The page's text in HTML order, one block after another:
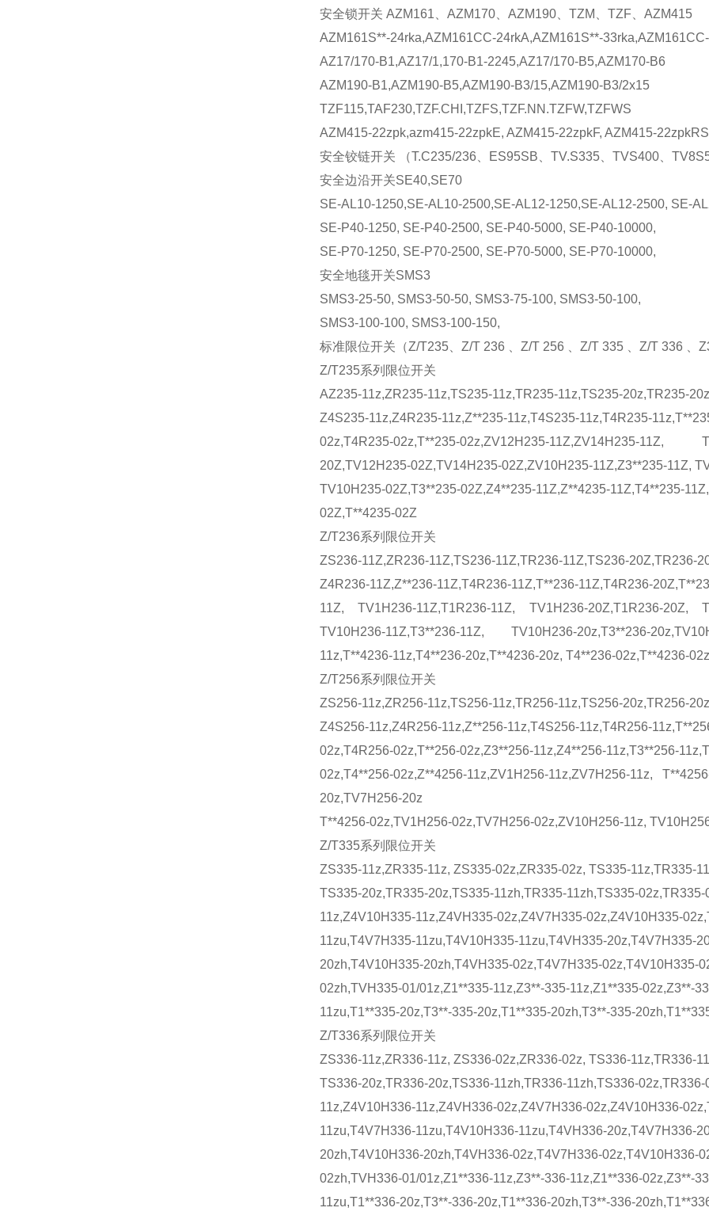
安全锁开关 AZM161、AZM170、AZM190、TZM、TZF、AZM415
AZM161S**-24rka,AZM161CC-24rkA,AZM161S**-
AZ17/170-B1,AZ17/1,170-B1-2245,AZ17/170-B5,AZM170-B6
AZM190-B1,AZM190-B5,AZM190-B3/15,AZM190-B3/2x15
TZF115,TAF230,TZF.CHI,TZFS,TZF.NN.TZFW,TZFWS
AZM415-22zpk,azm415-22zpkE, AZM415-22zpkF, AZM415-
安全铰链开关 （T.C235/236、ES95SB、TV.S335、TVS400、
安全边沿开关SE40,SE70
SE-AL10-1250,SE-AL10-2500,SE-AL12-1250,SE-AL12-2500, SE-
SE-P40-1250, SE-P40-2500, SE-P40-5000, SE-P40-10000,
SE-P70-1250, SE-P70-2500, SE-P70-5000, SE-P70-10000,
安全地毯开关SMS3
SMS3-25-50, SMS3-50-50, SMS3-75-100, SMS3-50-100,
SMS3-100-100, SMS3-100-150,
标准限位开关（Z/T235、Z/T 236 、Z/T 256 、Z/T 335 、Z/T 336 、
Z/T235系列限位开关
AZ235-11z,ZR235-11z,TS235-11z,TR235-11z,TS235-20z,TR235-
Z4S235-11z,Z4R235-11z,Z**235-11z,T4S235-11z,T4R235-
02z,T4R235-02z,T**235-02z,ZV12H235-11Z,ZV14H235-11Z,
20Z,TV12H235-02Z,TV14H235-02Z,ZV10H235-11Z,Z3**235-11Z,
TV10H235-02Z,T3**235-02Z,Z4**235-11Z,Z**4235-
02Z,T**4235-02Z
Z/T236系列限位开关
ZS236-11Z,ZR236-11Z,TS236-11Z,TR236-11Z,TS236-20Z,TR236-
Z4R236-11Z,Z**236-11Z,T4R236-11Z,T**236-11Z,T4R236-
11Z, TV1H236-11Z,T1R236-11Z, TV1H236-20Z,T1R236-20Z,
TV10H236-11Z,T3**236-11Z, TV10H236-20z,T3**236-
11z,T**4236-11z,T4**236-20z,T**4236-20z, T4**236-02z,T**4236-02z
Z/T256系列限位开关
ZS256-11z,ZR256-11z,TS256-11z,TR256-11z,TS256-20z,TR256-
Z4S256-11z,Z4R256-11z,Z**256-11z,T4S256-11z,T4R256-
02z,T4R256-02z,T**256-02z,Z3**256-11z,Z4**256-11z,T3**256-
02z,T4**256-02z,Z**4256-11z,ZV1H256-11z,ZV7H256-11z,
20z,TV7H256-20z
T**4256-02z,TV1H256-02z,TV7H256-02z,ZV10H256-11z,
Z/T335系列限位开关
ZS335-11z,ZR335-11z, ZS335-02z,ZR335-02z, TS335-11z,TR335-
TS335-20z,TR335-20z,TS335-11zh,TR335-11zh,TS335-
11z,Z4V10H335-11z,Z4VH335-02z,Z4V7H335-02z,Z4V10H335-
11zu,T4V7H335-11zu,T4V10H335-11zu,T4VH335-20z,T4V7H335-
20zh,T4V10H335-20zh,T4VH335-02z,T4V7H335-02z,T4V10H335-
02zh,TVH335-01/01z,Z1**335-11z,Z3**-335-11z,Z1**335-02z,Z3**-
11zu,T1**335-20z,T3**-335-20z,T1**335-20zh,T3**-335-
Z/T336系列限位开关
ZS336-11z,ZR336-11z, ZS336-02z,ZR336-02z, TS336-11z,TR336-
TS336-20z,TR336-20z,TS336-11zh,TR336-11zh,TS336-
11z,Z4V10H336-11z,Z4VH336-02z,Z4V7H336-02z,Z4V10H336-
11zu,T4V7H336-11zu,T4V10H336-11zu,T4VH336-20z,T4V7H336-
20zh,T4V10H336-20zh,T4VH336-02z,T4V7H336-02z,T4V10H336-
02zh,TVH336-01/01z,Z1**336-11z,Z3**-336-11z,Z1**336-02z,Z3**-
11zu,T1**336-20z,T3**-336-20z,T1**336-20zh,T3**-336-